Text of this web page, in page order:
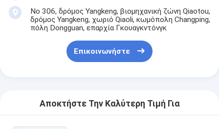
Νο 306, δρόμος Yangkeng, βιομηχανική ζώνη Qiaotou,
δρόμος Yangkeng, χωριό Qiaoli, κωμόπολη Changping,
πόλη Dongguan, επαρχία Γκουαγκντόνγκ
Επικοινωνήστε
Αποκτήστε Την Καλύτερη Τιμή Για